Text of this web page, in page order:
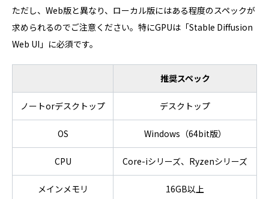
ただし、Web版と異なり、ローカル版にはある程度のスペックが
求められるのでご注意ください。特にGPUは「Stable Diffusion
Web UI」に必須です。
推奨スペック
ノートorデスクトップ デスクトップ
OS Windows（64bit版）
CPU Core-iシリーズ、Ryzenシリーズ
メインメモリ 16GB以上